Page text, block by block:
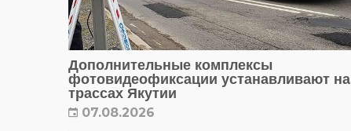
Дополнительные комплексы
фотовидеофиксации устанавливают на
трассах Якутии
07.08.2026